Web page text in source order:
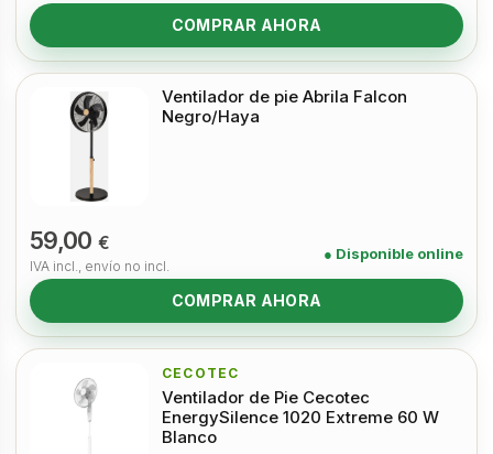
COMPRAR AHORA
Ventilador de pie Abrila Falcon
Negro/Haya
59,00€
IVA incl., envío no incl.
● Disponible online
COMPRAR AHORA
CECOTEC
Ventilador de Pie Cecotec
EnergySilence 1020 Extreme 60 W
Blanco